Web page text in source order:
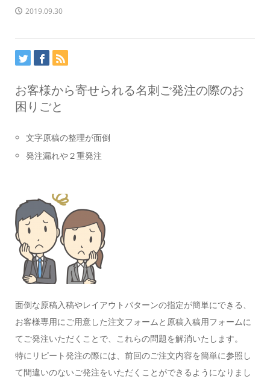
2019.09.30
お客様から寄せられる名刺ご発注の際のお
困りごと
文字原稿の整理が面倒
発注漏れや２重発注
面倒な原稿入稿やレイアウトパターンの指定が簡単にできる、
お客様専用にご用意した注文フォームと原稿入稿用フォームに
てご発注いただくことで、これらの問題を解消いたします。
特にリピート発注の際には、前回のご注文内容を簡単に参照し
て間違いのないご発注をいただくことができるようになりまし